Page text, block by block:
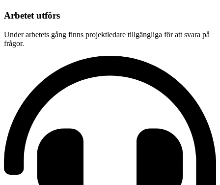
Arbetet utförs
Under arbetets gång finns projektledare tillgängliga för att svara på
frågor.